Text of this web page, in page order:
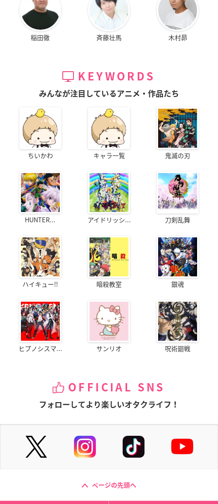
稲田徹 斉藤壮馬 木村昴
KEYWORDS
みんなが注目しているアニメ・作品たち
ちいかわ キャラ一覧 鬼滅の刃
HUNTER... アイドリッシ... 刀剣乱舞
ハイキュー!! 暗殺教室 銀魂
ヒプノシスマ... サンリオ 呪術廻戦
OFFICIAL SNS
フォローしてより楽しいオタクライフ！
ページの先頭へ